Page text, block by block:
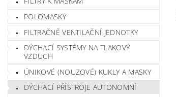
POLOMASKY
FILTRAČNĚ VENTILAČNÍ JEDNOTKY
DÝCHACÍ SYSTÉMY NA TLAKOVÝ
VZDUCH
ÚNIKOVÉ (NOUZOVÉ) KUKLY A MASKY
DÝCHACÍ PŘÍSTROJE AUTONOMNÍ